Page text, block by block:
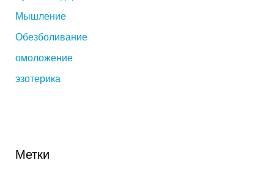
Мышление
Обезболивание
омоложение
эзотерика
Метки